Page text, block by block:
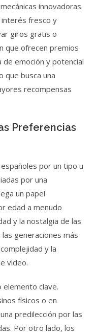
innovadoras
fresco y
giros gratis o
que ofrecen premios
de emoción y potencial
que busca una
recompensas
Preferencias
por un tipo u
por una
un papel
edad a menudo
y la nostalgia de las
generaciones más
y la
video.
elemento clave.
físicos o en
predilección por las
Por otro lado, los